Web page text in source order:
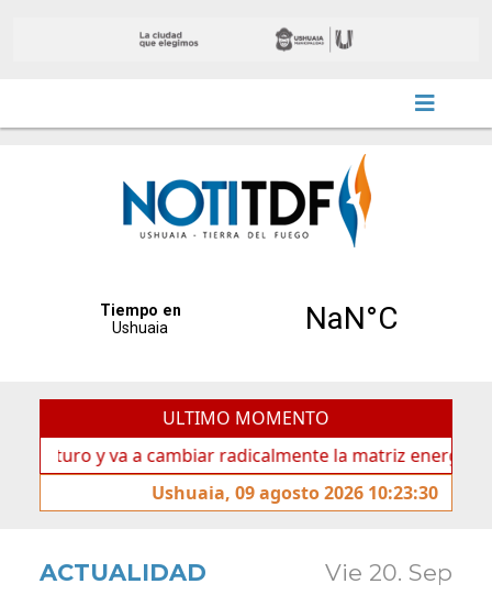
ULTIMO MOMENTO
y va a cambiar radicalmente la matriz energética de
Ushuaia, 09 agosto 2026 10:23:30
ACTUALIDAD Vie 20. Sep